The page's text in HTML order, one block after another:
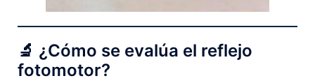
🔬 ¿Cómo se evalúa el reflejo
fotomotor?